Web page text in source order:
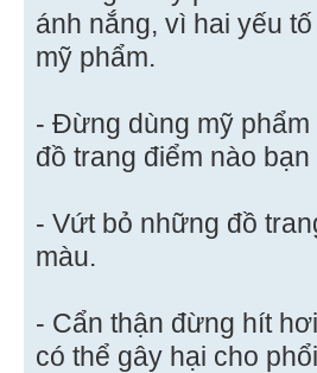
ánh nắng, vì hai yếu
mỹ phẩm.
- Đừng dùng mỹ phẩm
đồ trang điểm nào
- Vứt bỏ những đồ
màu.
- Cẩn thận đừng hít
có thể gây hại cho